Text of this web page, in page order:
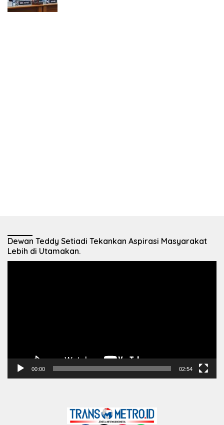
Dewan Teddy Setiadi Tekankan Aspirasi Masyarakat
Lebih di Utamakan.
00:00 02:54